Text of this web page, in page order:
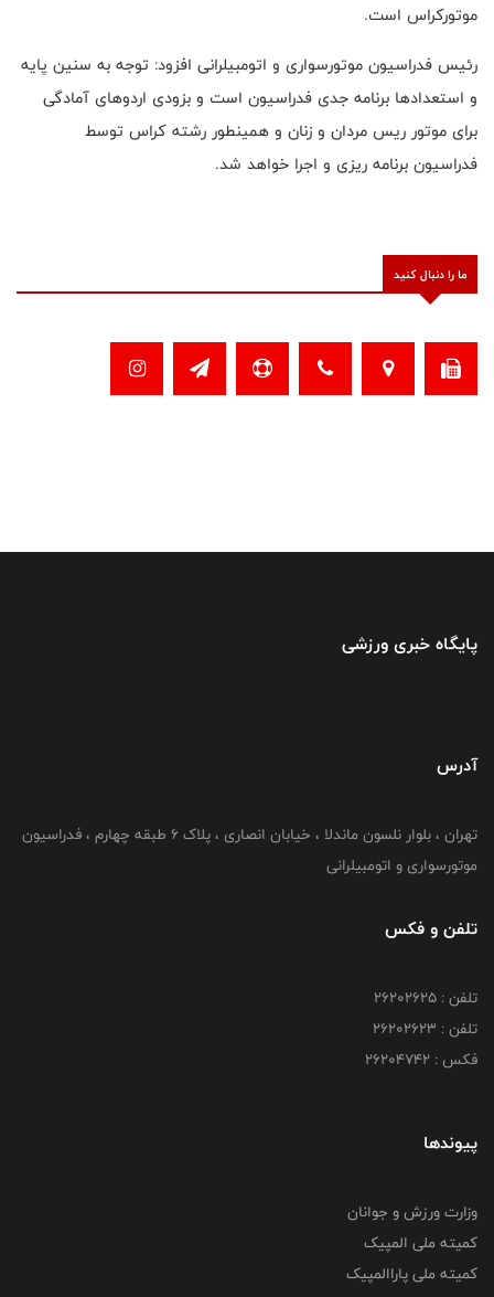
موتورکراس است.
رئیس فدراسیون موتورسواری و اتومبیلرانی افزود: توجه به سنین پایه
و استعدادها برنامه جدی فدراسیون است و بزودی اردوهای آمادگی
برای موتور ریس مردان و زنان و همینطور رشته کراس توسط
فدراسیون برنامه ریزی و اجرا خواهد شد.
ما را دنبال کنید
پایگاه خبری ورزشی
آدرس
تهران ، بلوار نلسون ماندلا ، خیابان انصاری ، پلاک ۶ طبقه چهارم ، فدراسیون
موتورسواری و اتومبیلرانی
تلفن و فکس
تلفن : ۲۶۲۰۲۶۲۵
تلفن : ۲۶۲۰۲۶۲۳
فکس : ۲۶۲۰۴۷۴۲
پیوندها
وزارت ورزش و جوانان
کمیته ملی المپیک
کمیته ملی پاراالمپیک